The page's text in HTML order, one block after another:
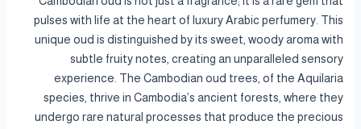
pulses with life at the heart of luxury Arabic perfumery. This
unique oud is distinguished by its sweet, woody aroma with
subtle fruity notes, creating an unparalleled sensory
experience. The Cambodian oud trees, of the Aquilaria
species, thrive in Cambodia’s ancient forests, where they
undergo rare natural processes that produce the precious